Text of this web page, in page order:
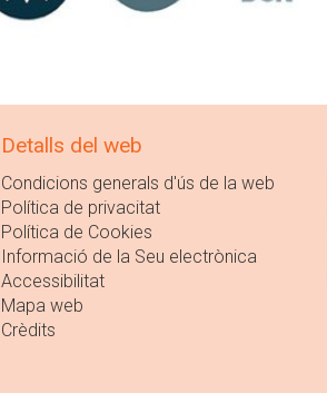
Detalls del web
Condicions generals d'ús de la web
Política de privacitat
Política de Cookies
Informació de la Seu electrònica
Accessibilitat
Mapa web
Crèdits